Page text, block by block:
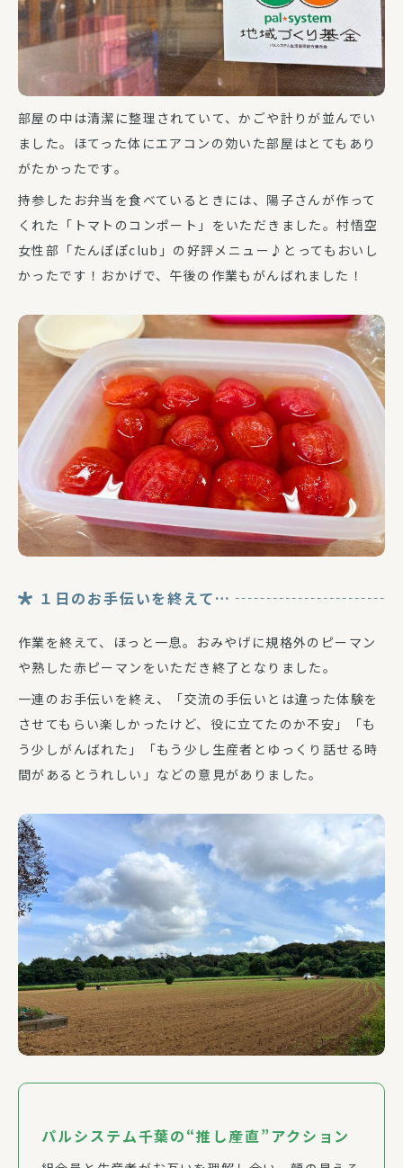
部屋の中は清潔に整理されていて、かごや計りが並んでい
ました。ほてった体にエアコンの効いた部屋はとてもあり
がたかったです。
持参したお弁当を食べているときには、陽子さんが作って
くれた「トマトのコンポート」をいただきました。村悟空
女性部「たんぽぽclub」の好評メニュー♪とってもおいし
かったです！おかげで、午後の作業もがんばれました！
１日のお手伝いを終えて…
作業を終えて、ほっと一息。おみやげに規格外のピーマン
や熟した赤ピーマンをいただき終了となりました。
一連のお手伝いを終え、「交流の手伝いとは違った体験を
させてもらい楽しかったけど、役に立てたのか不安」「も
う少しがんばれた」「もう少し生産者とゆっくり話せる時
間があるとうれしい」などの意見がありました。
パルシステム千葉の“推し産直”アクション